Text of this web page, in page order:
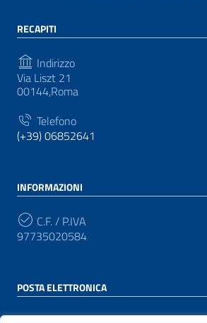
RECAPITI
Indirizzo
Via Liszt 21
00144,Roma
Telefono
(+39) 06852641
INFORMAZIONI
C.F. / P.IVA
97735020584
POSTA ELETTRONICA